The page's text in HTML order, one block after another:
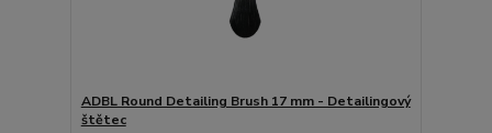
ADBL Round Detailing Brush 17 mm - Detailingový
štětec